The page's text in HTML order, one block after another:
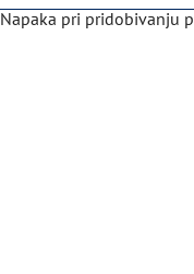
Napaka pri pridobivanju